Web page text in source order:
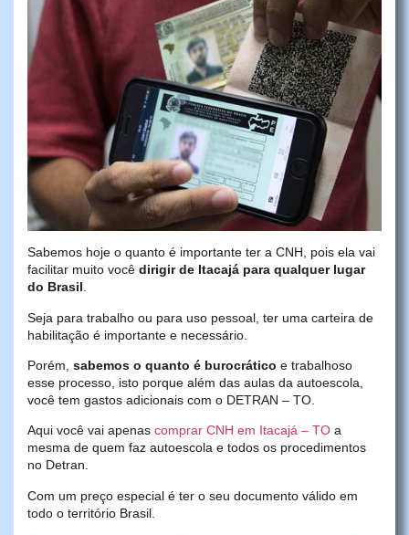
Sabemos hoje o quanto é importante ter a CNH, pois ela vai
facilitar muito você dirigir de Itacajá para qualquer lugar
do Brasil.
Seja para trabalho ou para uso pessoal, ter uma carteira de
habilitação é importante e necessário.
Porém, sabemos o quanto é burocrático e trabalhoso
esse processo, isto porque além das aulas da autoescola,
você tem gastos adicionais com o DETRAN – TO.
Aqui você vai apenas comprar CNH em Itacajá – TO a
mesma de quem faz autoescola e todos os procedimentos
no Detran.
Com um preço especial é ter o seu documento válido em
todo o território Brasil.